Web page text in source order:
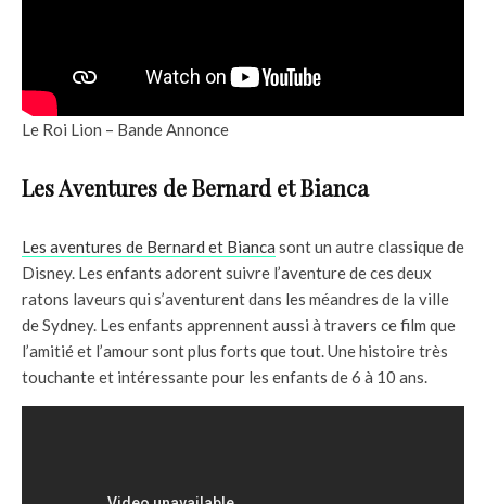
Le Roi Lion – Bande Annonce
Les Aventures de Bernard et Bianca
Les aventures de Bernard et Bianca sont un autre classique de
Disney. Les enfants adorent suivre l’aventure de ces deux
ratons laveurs qui s’aventurent dans les méandres de la ville
de Sydney. Les enfants apprennent aussi à travers ce film que
l’amitié et l’amour sont plus forts que tout. Une histoire très
touchante et intéressante pour les enfants de 6 à 10 ans.